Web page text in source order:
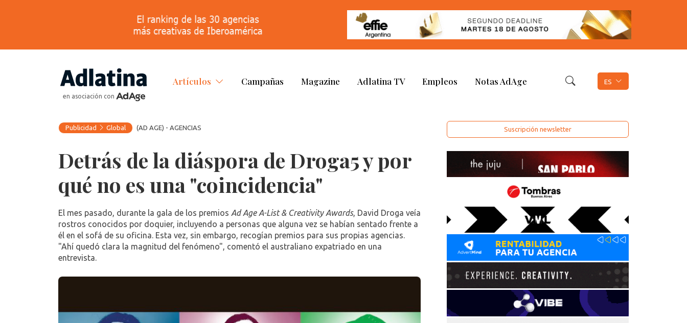
en asociación con
Artículos Campañas Magazine Adlatina TV Empleos Notas AdAge ES
Publicidad Global (AD AGE) - AGENCIAS
Detrás de la diáspora de Droga5 y por
qué no es una "coincidencia"
El mes pasado, durante la gala de los premios Ad Age A-List & Creativity Awards, David Droga veía
rostros conocidos por doquier, incluyendo a personas que alguna vez se habían sentado frente a
él en el sofá de su oficina. Esta vez, sin embargo, recogían premios para sus propias agencias.
"Ahí quedó clara la magnitud del fenómeno", comentó el australiano expatriado en una
entrevista.
Suscripción newsletter